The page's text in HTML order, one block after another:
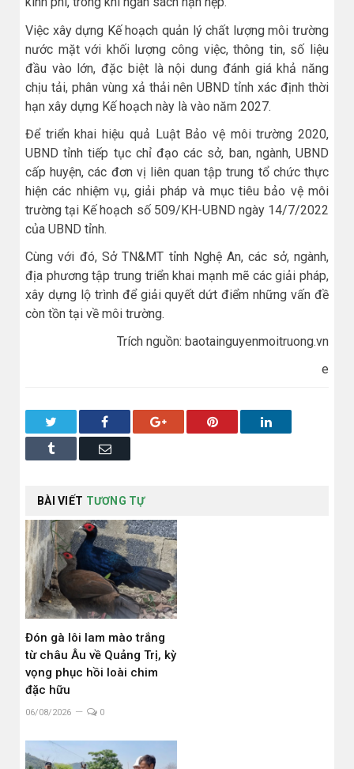
Việc xây dựng Kế hoạch quản lý chất lượng môi trường
nước mặt với khối lượng công việc, thông tin, số liệu
đầu vào lớn, đặc biệt là nội dung đánh giá khả năng
chịu tải, phân vùng xả thải nên UBND tỉnh xác định thời
hạn xây dựng Kế hoạch này là vào năm 2027.
Để triển khai hiệu quả Luật Bảo vệ môi trường 2020,
UBND tỉnh tiếp tục chỉ đạo các sở, ban, ngành, UBND
cấp huyện, các đơn vị liên quan tập trung tổ chức thực
hiện các nhiệm vụ, giải pháp và mục tiêu bảo vệ môi
trường tại Kế hoạch số 509/KH-UBND ngày 14/7/2022
của UBND tỉnh.
Cùng với đó, Sở TN&MT tỉnh Nghệ An, các sở, ngành,
địa phương tập trung triển khai mạnh mẽ các giải pháp,
xây dựng lộ trình để giải quyết dứt điểm những vấn đề
còn tồn tại về môi trường.
Trích nguồn: baotainguyenmoitruong.vn
e
Facebook Google+ Pinterest LinkedIn
Tumblr Email
BÀI VIẾT TƯƠNG TỰ
Đón gà lôi lam mào trắng
từ châu Âu về Quảng Trị, kỳ
vọng phục hồi loài chim
đặc hữu
06/08/2026 0